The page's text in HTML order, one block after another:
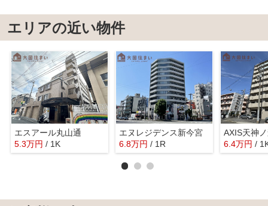
エリアの近い物件
エスアール丸山通
5.3万円 / 1K
エヌレジデンス新今宮
6.8万円 / 1R
AXIS天神
6.4万円 /